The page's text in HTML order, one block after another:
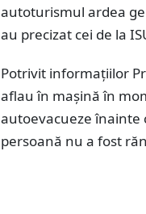
autoturismul ardea
au precizat cei de la
Potrivit informațiilor
aflau în mașină în
autoevacueze înainte
persoană nu a fost